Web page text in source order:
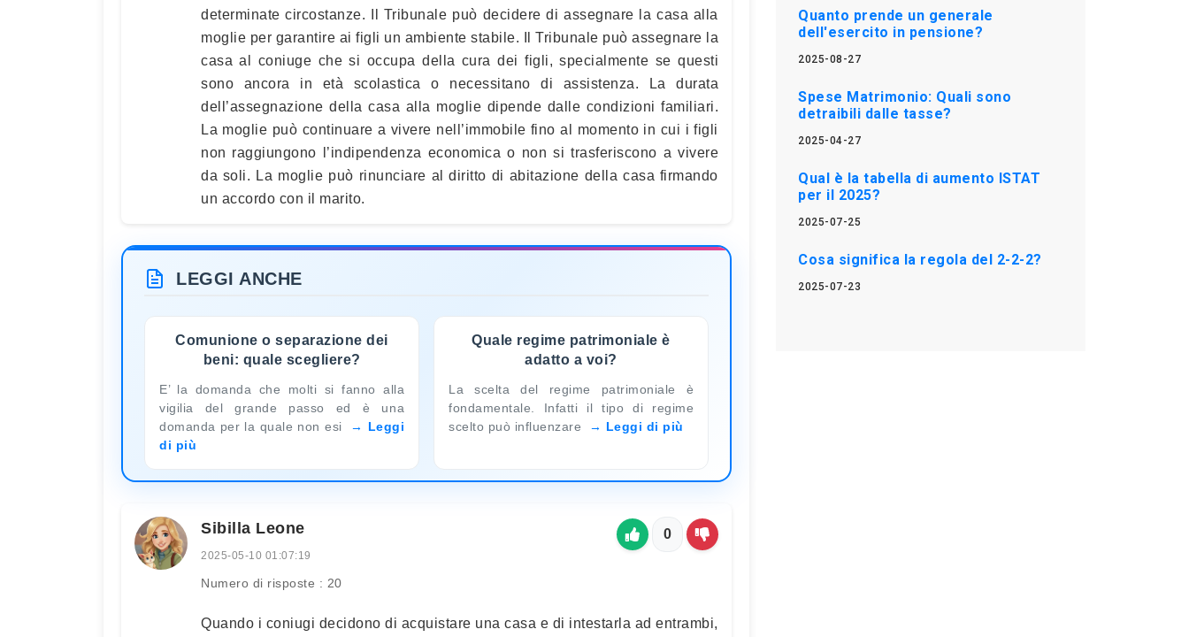
determinate circostanze. Il Tribunale può decidere di assegnare la casa alla
moglie per garantire ai figli un ambiente stabile. Il Tribunale può assegnare la
casa al coniuge che si occupa della cura dei figli, specialmente se questi
sono ancora in età scolastica o necessitano di assistenza. La durata
dell’assegnazione della casa alla moglie dipende dalle condizioni familiari.
La moglie può continuare a vivere nell’immobile fino al momento in cui i figli
non raggiungono l’indipendenza economica o non si trasferiscono a vivere
da soli. La moglie può rinunciare al diritto di abitazione della casa firmando
un accordo con il marito.
LEGGI ANCHE
Comunione o separazione dei
beni: quale scegliere?
E’ la domanda che molti si fanno alla
vigilia del grande passo ed è una
domanda per la quale non esi
Leggi
di più
Quale regime patrimoniale è
adatto a voi?
La scelta del regime patrimoniale è
fondamentale. Infatti il tipo di regime
scelto può influenzare
Leggi di più
Sibilla Leone
2025-05-10 01:07:19
Numero di risposte : 20
0
Quando i coniugi decidono di acquistare una casa e di intestarla ad entrambi,
Quanto prende un generale
dell'esercito in pensione?
2025-08-27
Spese Matrimonio: Quali sono
detraibili dalle tasse?
2025-04-27
Qual è la tabella di aumento ISTAT
per il 2025?
2025-07-25
Cosa significa la regola del 2-2-2?
2025-07-23